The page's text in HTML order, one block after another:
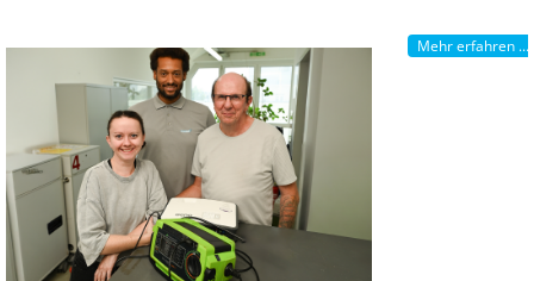
Mehr erfahren ...